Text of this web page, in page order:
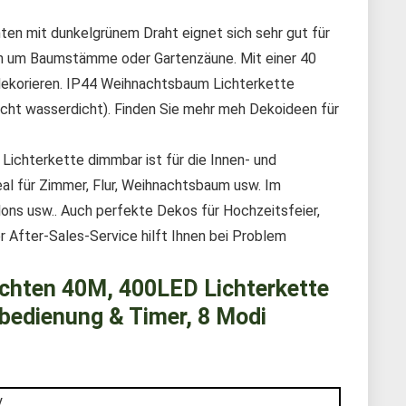
mit dunkelgrünem Draht eignet sich sehr gut für
Baumstämme oder Gartenzäune. Mit einer 40
IP44 Weihnachtsbaum Lichterkette
wasserdicht). Finden Sie mehr meh Dekoideen für
dimmbar ist für die Innen- und
für Zimmer, Flur, Weihnachtsbaum usw. Im
usw.. Auch perfekte Dekos für Hochzeitsfeier,
After-Sales-Service hilft Ihnen bei Problem
40M, 400LED Lichterkette
& Timer, 8 Modi